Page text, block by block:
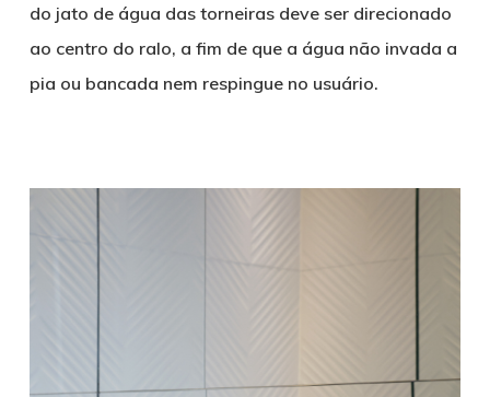
do jato de água das torneiras deve ser direcionado
ao centro do ralo, a fim de que a água não invada a
pia ou bancada nem respingue no usuário.